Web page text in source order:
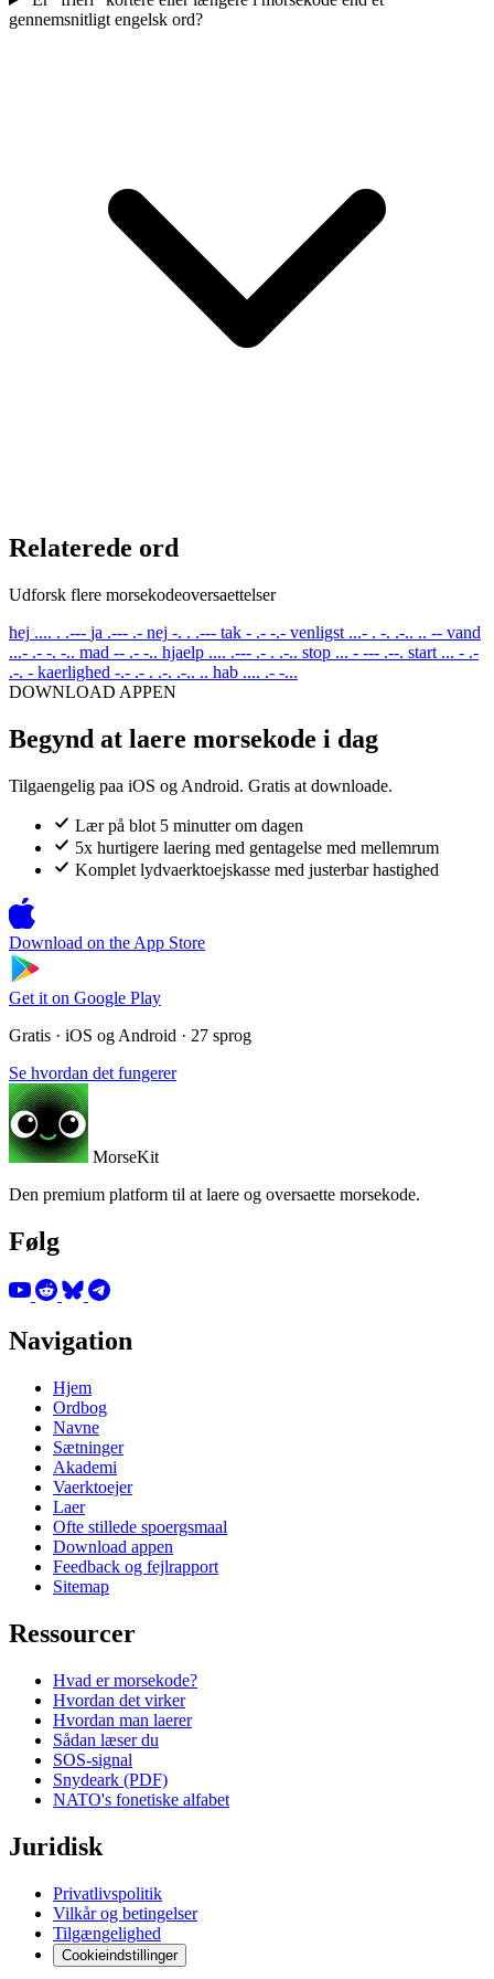
gennemsnitligt engelsk ord?
Relaterede ord
Udforsk flere morsekodeoversaettelser
hej .... . .--- ja .--- .- nej -. . .--- tak - .- -.- venligst ...- . -. .-.. .. -- vand
...- .- -. -.. mad -- .- -.. hjaelp .... .--- .- . .-.. stop ... - --- .--. start ... - .-
.-. - kaerlighed -.- .- . .-. .-.. .. hab .... .- -...
DOWNLOAD APPEN
Begynd at laere morsekode i dag
Tilgaengelig paa iOS og Android. Gratis at downloade.
Lær på blot 5 minutter om dagen
5x hurtigere laering med gentagelse med mellemrum
Komplet lydvaerktoejskasse med justerbar hastighed
Download on the App Store
Get it on Google Play
Gratis · iOS og Android · 27 sprog
Se hvordan det fungerer
MorseKit
Den premium platform til at laere og oversaette morsekode.
Følg
Navigation
Hjem
Ordbog
Navne
Sætninger
Akademi
Vaerktoejer
Laer
Ofte stillede spoergsmaal
Download appen
Feedback og fejlrapport
Sitemap
Ressourcer
Hvad er morsekode?
Hvordan det virker
Hvordan man laerer
Sådan læser du
SOS-signal
Snydeark (PDF)
NATO's fonetiske alfabet
Juridisk
Privatlivspolitik
Vilkår og betingelser
Tilgængelighed
Cookieindstillinger